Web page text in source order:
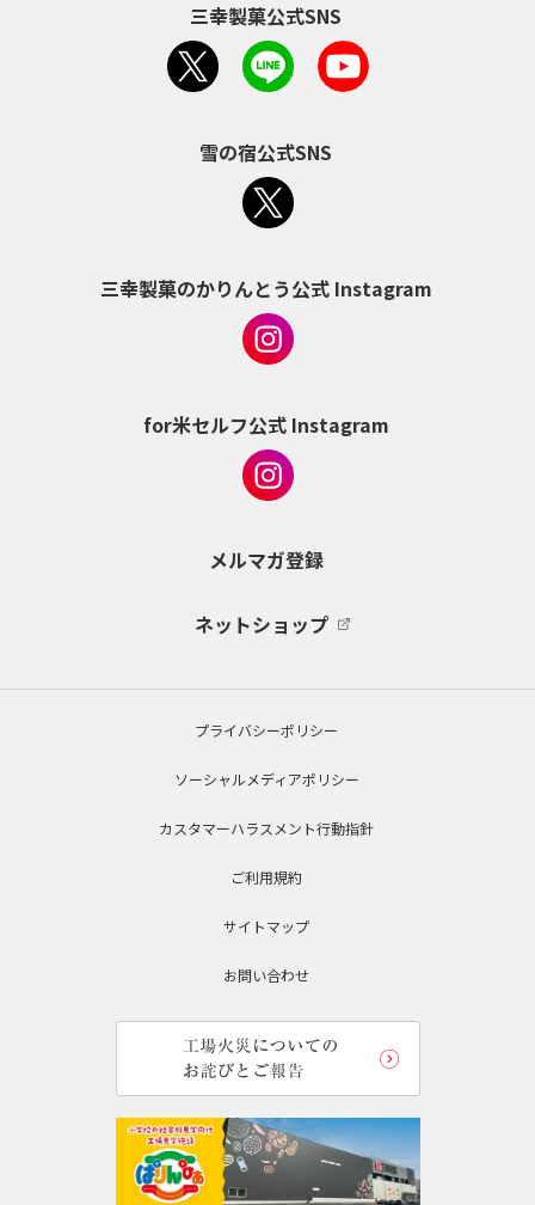
三幸製菓公式SNS
雪の宿公式SNS
三幸製菓のかりんとう公式 Instagram
for米セルフ公式 Instagram
メルマガ登録
ネットショップ
プライバシーポリシー
ソーシャルメディアポリシー
カスタマーハラスメント行動指針
ご利用規約
サイトマップ
お問い合わせ